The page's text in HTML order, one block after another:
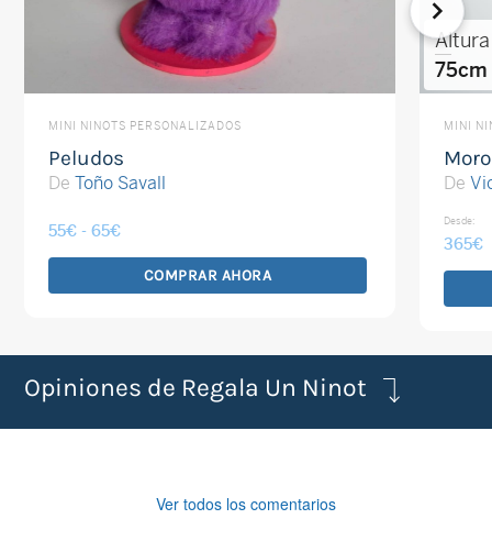
MINI NINOTS PERSONALIZADOS
Peludos
De Toño Savall
55€ - 65€Rango
precios:
desde
COMPRAR AHORA
múltiples
variantes.
Altura
75cm
MINI
De
Desde:
365€
Opiniones de Regala Un Ninot
Ver todos los comentarios